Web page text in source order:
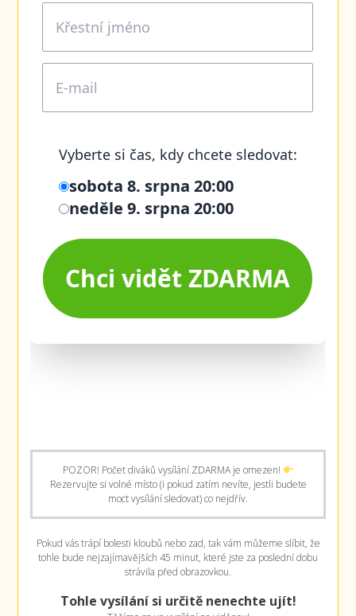
POZOR! Počet diváků vysílání ZDARMA je omezen!
Rezervujte si volné místo (i pokud zatím nevíte, jestli budete
moct vysílání sledovat) co nejdřív.
Pokud vás trápí bolesti kloubů nebo zad, tak vám můžeme slíbit, že
tohle bude nejzajímavějších 45 minut, které jste za poslední dobu
strávila před obrazovkou.
Tohle vysílání si určitě nenechte ujít!